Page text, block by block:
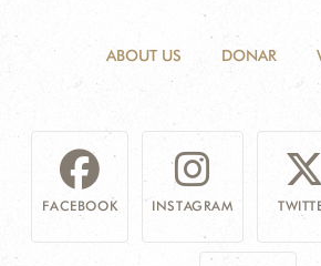
ABOUT US DONAR
FACEBOOK INSTAGRAM